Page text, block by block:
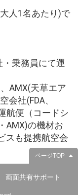
人1名あたり)で
・乗務員にて運
AMX(天草エア
会社(FDA、
航便（コードシ
AMX)の機材お
スも提携航空会
ページTOP
画面共有サポート